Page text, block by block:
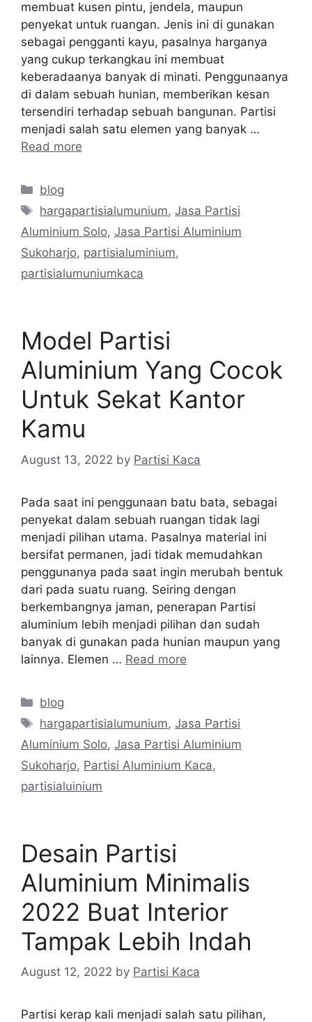
membuat kusen pintu, jendela, maupun
penyekat untuk ruangan. Jenis ini di gunakan
sebagai pengganti kayu, pasalnya harganya
yang cukup terkangkau ini membuat
keberadaanya banyak di minati. Penggunaanya
di dalam sebuah hunian, memberikan kesan
tersendiri terhadap sebuah bangunan. Partisi
menjadi salah satu elemen yang banyak …
Read more
Categories
blog
Tags
hargapartisialumunium,Jasa Partisi
Aluminium Solo, Jasa Partisi Aluminium
Sukoharjo, partisialuminium,
partisialumuniumkaca
Model Partisi
Aluminium Yang Cocok
Untuk Sekat Kantor
Kamu
August 13, 2022 by Partisi Kaca
Pada saat ini penggunaan batu bata, sebagai
penyekat dalam sebuah ruangan tidak lagi
menjadi pilihan utama. Pasalnya material ini
bersifat permanen, jadi tidak memudahkan
penggunanya pada saat ingin merubah bentuk
dari pada suatu ruang. Seiring dengan
berkembangnya jaman, penerapan Partisi
aluminium lebih menjadi pilihan dan sudah
banyak di gunakan pada hunian maupun yang
lainnya. Elemen … Read more
Categories
blog
Tags
hargapartisialumunium,Jasa Partisi
Aluminium Solo, Jasa Partisi Aluminium
Sukoharjo, Partisi Aluminium Kaca,
partisialuinium
Desain Partisi
Aluminium Minimalis
2022 Buat Interior
Tampak Lebih Indah
August 12, 2022 by Partisi Kaca
Partisi kerap kali menjadi salah satu pilihan,